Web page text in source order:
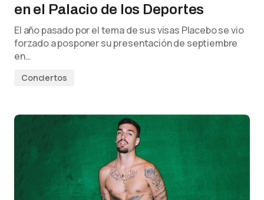
en el Palacio de los Deportes
El año pasado por el tema de sus visas Placebo se vio
forzado a posponer su presentación de septiembre
en…
Conciertos